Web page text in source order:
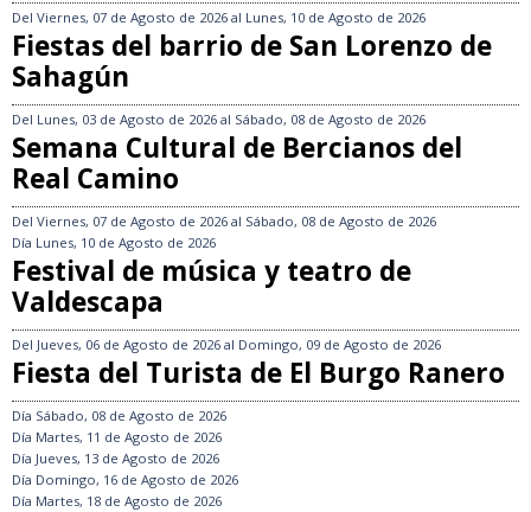
Del Viernes, 07 de Agosto de 2026 al Lunes, 10 de Agosto de 2026
Fiestas del barrio de San Lorenzo de
Sahagún
Del Lunes, 03 de Agosto de 2026 al Sábado, 08 de Agosto de 2026
Semana Cultural de Bercianos del
Real Camino
Del Viernes, 07 de Agosto de 2026 al Sábado, 08 de Agosto de 2026
Día Lunes, 10 de Agosto de 2026
Festival de música y teatro de
Valdescapa
Del Jueves, 06 de Agosto de 2026 al Domingo, 09 de Agosto de 2026
Fiesta del Turista de El Burgo Ranero
Día Sábado, 08 de Agosto de 2026
Día Martes, 11 de Agosto de 2026
Día Jueves, 13 de Agosto de 2026
Día Domingo, 16 de Agosto de 2026
Día Martes, 18 de Agosto de 2026